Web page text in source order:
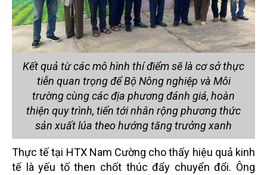
Kết quả từ các mô hình thí điểm sẽ là cơ sở thực
tiễn quan trọng để Bộ Nông nghiệp và Môi
trường cùng các địa phương đánh giá, hoàn
thiện quy trình, tiến tới nhân rộng phương thức
sản xuất lúa theo hướng tăng trưởng xanh
Thực tế tại HTX Nam Cường cho thấy hiệu quả kinh
tế là yếu tố then chốt thúc đẩy chuyển đổi. Ông